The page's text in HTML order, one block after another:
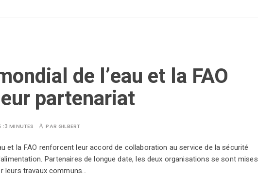
de l’eau et la FAO
partenariat
:3 MINUTES PARGILBERT
et la FAO renforcent leur accord de collaboration au service de la sécurité
Partenaires de longue date, les deux organisations se sont mises
leurs travaux communs…